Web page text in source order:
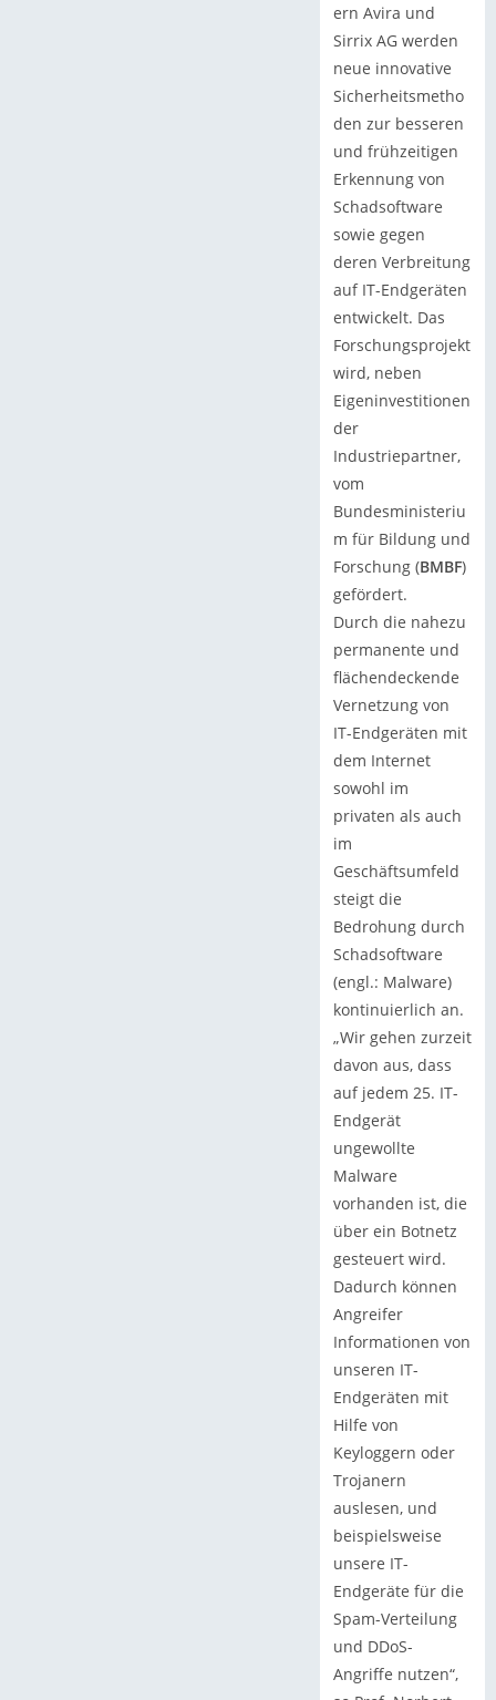
ern Avira und
Sirrix AG werden
neue innovative
Sicherheitsmetho
den zur besseren
und frühzeitigen
Erkennung von
Schadsoftware
sowie gegen
deren Verbreitung
auf IT-Endgeräten
entwickelt. Das
Forschungsprojekt
wird, neben
Eigeninvestitionen
der
Industriepartner,
vom
Bundesministeriu
m für Bildung und
Forschung (BMBF)
gefördert.
Durch die nahezu
permanente und
flächendeckende
Vernetzung von
IT-Endgeräten mit
dem Internet
sowohl im
privaten als auch
im
Geschäftsumfeld
steigt die
Bedrohung durch
Schadsoftware
(engl.: Malware)
kontinuierlich an.
„Wir gehen zurzeit
davon aus, dass
auf jedem 25. IT-
Endgerät
ungewollte
Malware
vorhanden ist, die
über ein Botnetz
gesteuert wird.
Dadurch können
Angreifer
Informationen von
unseren IT-
Endgeräten mit
Hilfe von
Keyloggern oder
Trojanern
auslesen, und
beispielsweise
unsere IT-
Endgeräte für die
Spam-Verteilung
und DDoS-
Angriffe nutzen“,